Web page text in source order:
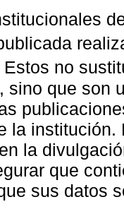
Estos no
sino que son
la
la
que
sus datos